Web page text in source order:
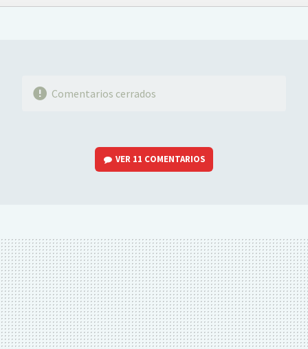
FACEBOOKTWITTERFLIPBOARD
E-
WHATSAPP
Comentarios cerrados
VER 11 COMENTARIOS